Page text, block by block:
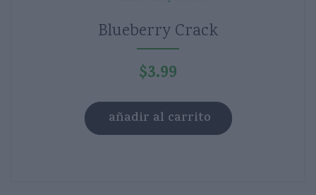
Blueberry Crack
$3.99
añadir al carrito